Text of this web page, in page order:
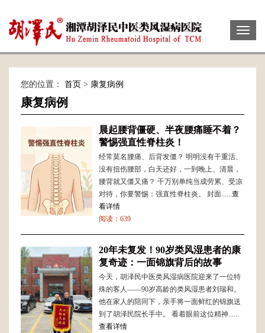
Toggle
您的位置： 首页 > 康复病例
康复病例
晨起腰背僵硬、半夜腰痛睡不着？
警惕强直性脊柱炎！
经常莫名腰痛、后背发僵？ 明明没有干重活、
没有扭伤腰部，白天还好，一到晚上、清晨，
腰背就又僵又痛？ 千万别单纯当成劳累、受凉
对待，你要警惕：强直性脊柱炎。 封面......查
看详情
阅读：639
20年未复发！90岁类风湿患者的康
复奇迹：一面锦旗背后的故事
今天，胡泽民中医类风湿病医院迎来了一位特
殊的客人——90岁高龄的类风湿患者刘瑞和。
他在家人的陪同下，亲手将一面鲜红的锦旗送
到了胡泽民院长手中。 看着眼前这位精神......
查看详情